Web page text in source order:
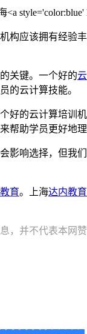
构应该拥有经验
关键。一个好的
的云计算技能。
好的云计算培
帮助学员更好地
影响选择，但我
育。上海达内教育
，并不代表本